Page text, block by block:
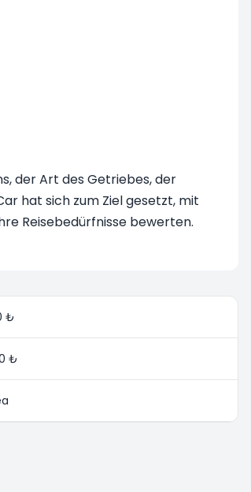
der Art des Getriebes, der
hat sich zum Ziel gesetzt, mit
Reisebedürfnisse bewerten.
₺
₺